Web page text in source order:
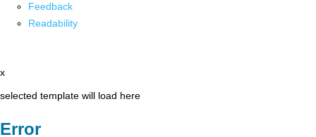
Feedback
Readability
x
selected template will load here
Error